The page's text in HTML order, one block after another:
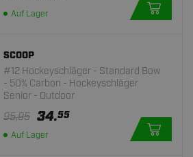
Auf Lager
SCOOP
#12 Hockeyschläger - Standard Bow
- 50% Carbon - Hockeyschläger
Senior - Outdoor
95,95 34.55
Auf Lager